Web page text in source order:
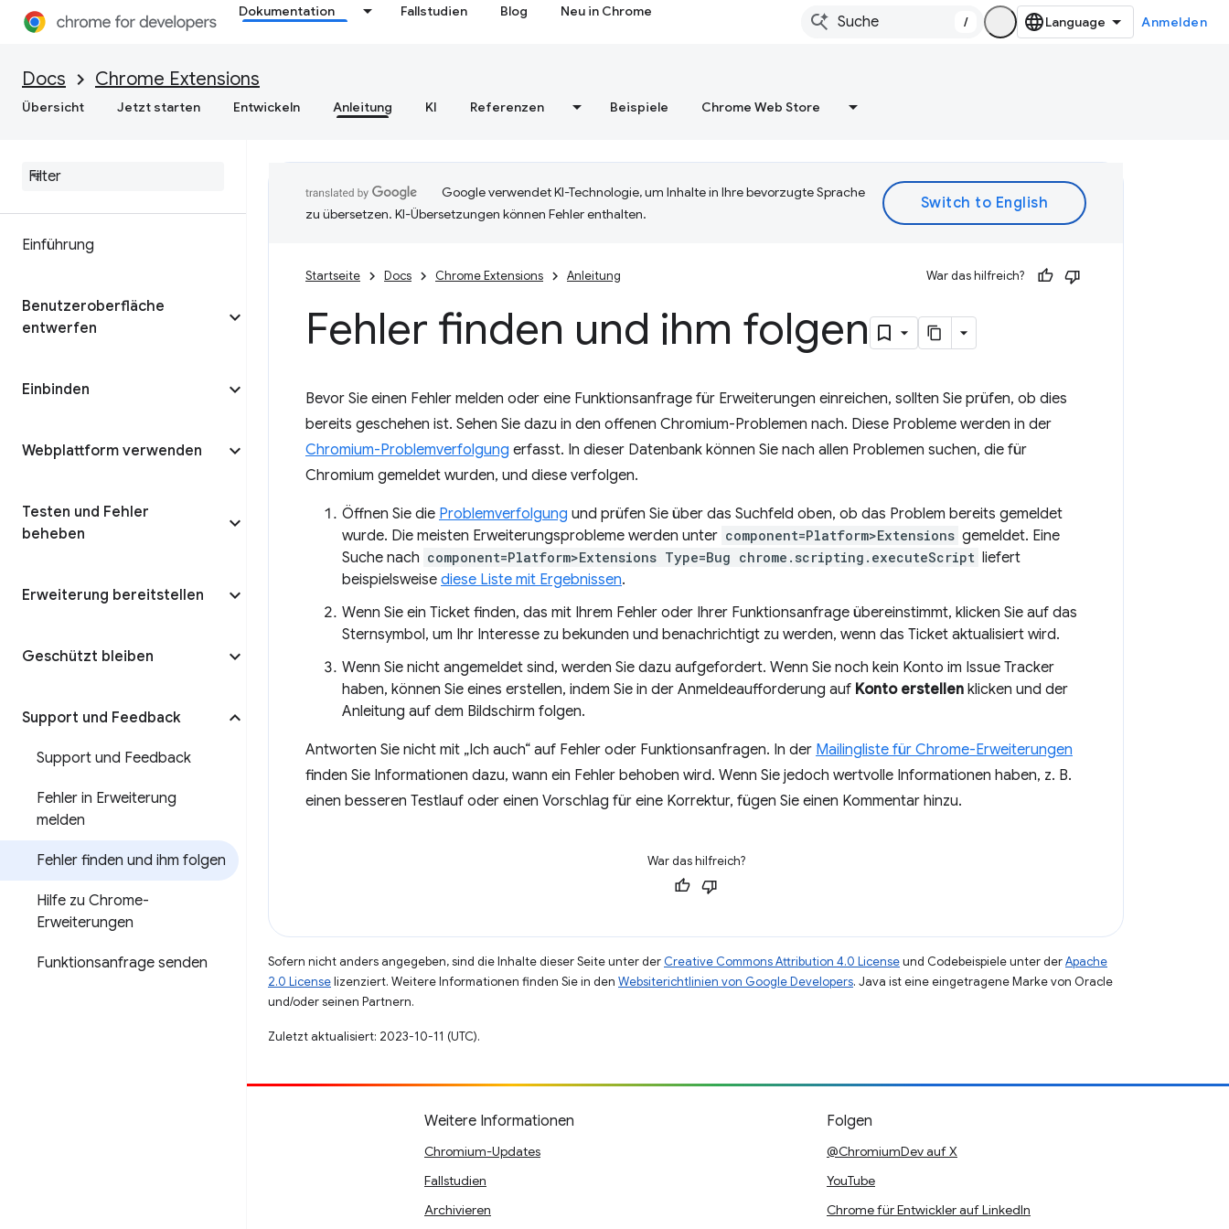
Dokumentation Fallstudien Blog Neu in Chrome
/ Anmelden
Docs Chrome Extensions
Übersicht Jetzt starten Entwickeln Anleitung KI Referenzen Beispiele Chrome Web Store
Einführung
Benutzeroberfläche
entwerfen
Einbinden
Webplattform verwenden
Testen und Fehler
beheben
Erweiterung bereitstellen
Geschützt bleiben
Support und Feedback
Support und Feedback
Fehler in Erweiterung
melden
Fehler finden und ihm folgen
Hilfe zu Chrome-
Erweiterungen
Funktionsanfrage senden
Google verwendet KI-Technologie, um Inhalte in Ihre bevorzugte Sprache
zu übersetzen. KI-Übersetzungen können Fehler enthalten.
Startseite Docs Chrome Extensions Anleitung War das hilfreich?
Fehler finden und ihm folgen
Bevor Sie einen Fehler melden oder eine Funktionsanfrage für Erweiterungen einreichen, sollten Sie prüfen, ob dies
bereits geschehen ist. Sehen Sie dazu in den offenen Chromium-Problemen nach. Diese Probleme werden in der
Chromium-Problemverfolgung erfasst. In dieser Datenbank können Sie nach allen Problemen suchen, die für
Chromium gemeldet wurden, und diese verfolgen.
Öffnen Sie die Problemverfolgung und prüfen Sie über das Suchfeld oben, ob das Problem bereits gemeldet
wurde. Die meisten Erweiterungsprobleme werden unter component=Platform>Extensions gemeldet. Eine
Suche nach component=Platform>Extensions Type=Bug chrome.scripting.executeScript liefert
beispielsweise diese Liste mit Ergebnissen.
Wenn Sie ein Ticket finden, das mit Ihrem Fehler oder Ihrer Funktionsanfrage übereinstimmt, klicken Sie auf das
Sternsymbol, um Ihr Interesse zu bekunden und benachrichtigt zu werden, wenn das Ticket aktualisiert wird.
Wenn Sie nicht angemeldet sind, werden Sie dazu aufgefordert. Wenn Sie noch kein Konto im Issue Tracker
haben, können Sie eines erstellen, indem Sie in der Anmeldeaufforderung auf Konto erstellen klicken und der
Anleitung auf dem Bildschirm folgen.
Antworten Sie nicht mit „Ich auch“ auf Fehler oder Funktionsanfragen. In der Mailingliste für Chrome-Erweiterungen
finden Sie Informationen dazu, wann ein Fehler behoben wird. Wenn Sie jedoch wertvolle Informationen haben, z. B.
einen besseren Testlauf oder einen Vorschlag für eine Korrektur, fügen Sie einen Kommentar hinzu.
War das hilfreich?
Sofern nicht anders angegeben, sind die Inhalte dieser Seite unter der Creative Commons Attribution 4.0 Licenseund Codebeispiele unter derApache
2.0 Licenselizenziert. Weitere Informationen finden Sie in den Websiterichtlinien von Google Developers. Java ist eine eingetragene Marke von Oracle
und/oder seinen Partnern.
Zuletzt aktualisiert: 2023-10-11 (UTC).
Weitere Informationen
Chromium-Updates
Fallstudien
Archivieren
Folgen
@ChromiumDev auf X
YouTube
Chrome für Entwickler auf LinkedIn